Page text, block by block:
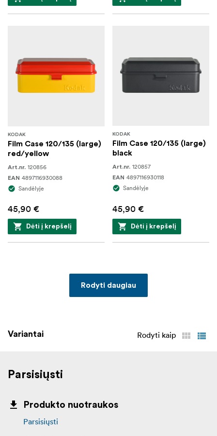
KODAK
Film Case 120/135 (large)
red/yellow
Art.nr. 120856
EAN 4897116930088
Sandėlyje
45,90 €
Dėti į krepšelį
KODAK
Film Case 120/135 (large)
black
Art.nr. 120857
EAN 4897116930118
Sandėlyje
45,90 €
Dėti į krepšelį
Rodyti daugiau
Variantai Rodyti kaip
Parsisiųsti
Produkto nuotraukos
Parsisiųsti